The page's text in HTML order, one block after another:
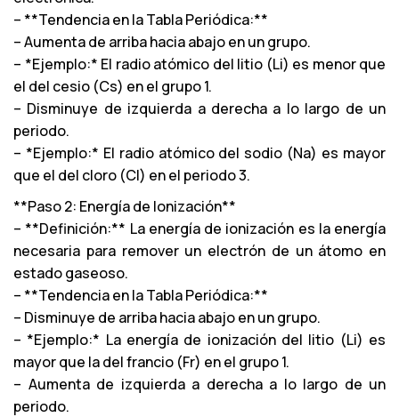
– **Tendencia en la Tabla Periódica:**
– Aumenta de arriba hacia abajo en un grupo.
– *Ejemplo:* El radio atómico del litio (Li) es menor que
el del cesio (Cs) en el grupo 1.
– Disminuye de izquierda a derecha a lo largo de un
periodo.
– *Ejemplo:* El radio atómico del sodio (Na) es mayor
que el del cloro (Cl) en el periodo 3.
**Paso 2: Energía de Ionización**
– **Definición:** La energía de ionización es la energía
necesaria para remover un electrón de un átomo en
estado gaseoso.
– **Tendencia en la Tabla Periódica:**
– Disminuye de arriba hacia abajo en un grupo.
– *Ejemplo:* La energía de ionización del litio (Li) es
mayor que la del francio (Fr) en el grupo 1.
– Aumenta de izquierda a derecha a lo largo de un
periodo.